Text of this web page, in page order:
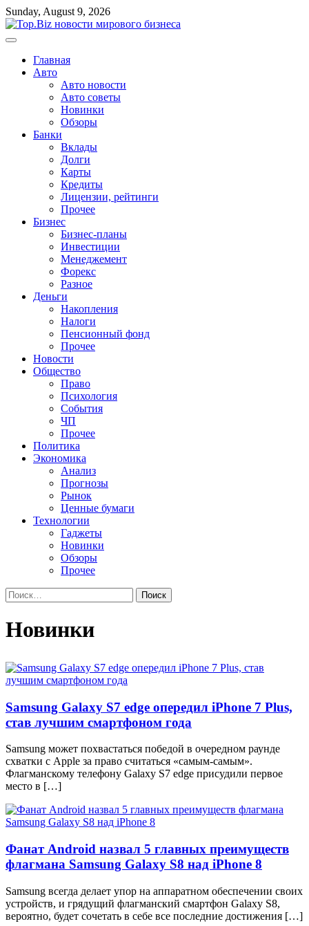
Перейти
к
содержимому
Sunday, August 9, 2026
Главная
Авто
Авто новости
Авто советы
Новинки
Обзоры
Банки
Вклады
Долги
Карты
Кредиты
Лицензии, рейтинги
Прочее
Бизнес
Бизнес-планы
Инвестиции
Менеджемент
Форекс
Разное
Деньги
Накопления
Налоги
Пенсионный фонд
Прочее
Новости
Общество
Право
Психология
События
ЧП
Прочее
Политика
Экономика
Анализ
Прогнозы
Рынок
Ценные бумаги
Технологии
Гаджеты
Новинки
Обзоры
Прочее
Найти:
Новинки
Samsung Galaxy S7 edge опередил iPhone 7 Plus,
став лучшим смартфоном года
Samsung может похвастаться победой в очередном раунде
схватки с Apple за право считаться «самым-самым».
Флагманскому телефону Galaxy S7 edge присудили первое
место в […]
Фанат Android назвал 5 главных преимуществ
флагмана Samsung Galaxy S8 над iPhone 8
Samsung всегда делает упор на аппаратном обеспечении своих
устройств, и грядущий флагманский смартфон Galaxy S8,
вероятно, будет сочетать в себе все последние достижения […]